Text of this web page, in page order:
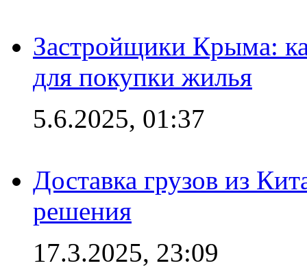
Застройщики Крыма:
для покупки жилья
5.6.2025, 01:37
Доставка грузов из
решения
17.3.2025, 23:09